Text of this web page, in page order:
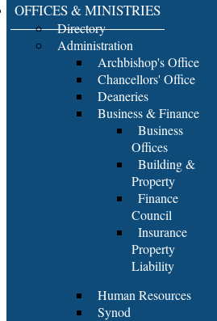
OFFICES & MINISTRIES
Directory
Administration
Archbishop's Office
Chancellors' Office
Deaneries
Business & Finance
Business
Offices
Building &
Property
Finance
Council
Insurance
Property
Liability
Human Resources
Synod